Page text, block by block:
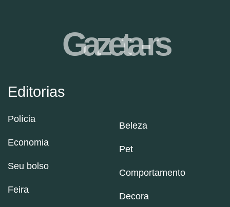
Editorias
Polícia
Economia
Seu bolso
Feira
Beleza
Pet
Comportamento
Decora
Gazeta-rs